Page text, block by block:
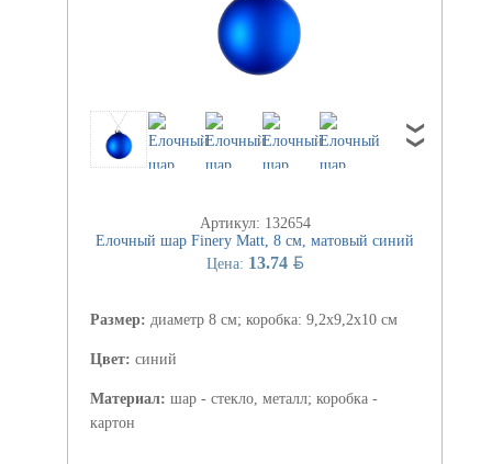
Артикул: 132654
Елочный шар Finery Matt, 8 см, матовый синий
Цена: 13.74 BYN
Размер: диаметр 8 см; коробка: 9,2х9,2х10 см
Цвет: синий
Материал: шар - стекло, металл; коробка -
картон